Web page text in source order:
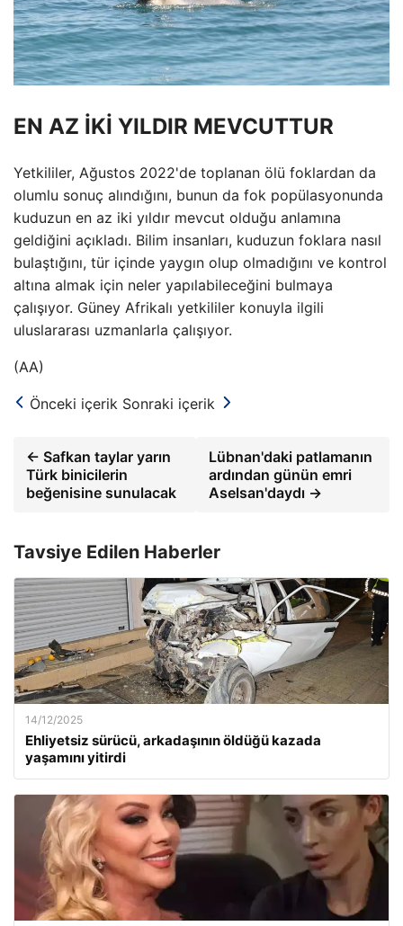
EN AZ İKİ YILDIR MEVCUTTUR
Yetkililer, Ağustos 2022'de toplanan ölü foklardan da
olumlu sonuç alındığını, bunun da fok popülasyonunda
kuduzun en az iki yıldır mevcut olduğu anlamına
geldiğini açıkladı. Bilim insanları, kuduzun foklara nasıl
bulaştığını, tür içinde yaygın olup olmadığını ve kontrol
altına almak için neler yapılabileceğini bulmaya
çalışıyor. Güney Afrikalı yetkililer konuyla ilgili
uluslararası uzmanlarla çalışıyor.
(AA)
Önceki içerik Sonraki içerik
← Safkan taylar yarın
Türk binicilerin
beğenisine sunulacak
Lübnan'daki patlamanın
ardından günün emri
Aselsan'daydı →
Tavsiye Edilen Haberler
14/12/2025
Ehliyetsiz sürücü, arkadaşının öldüğü kazada
yaşamını yitirdi